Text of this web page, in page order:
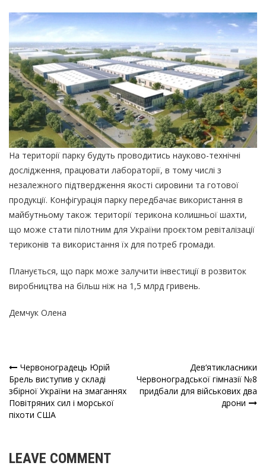
На території парку будуть проводитись науково-технічні
дослідження, працювати лабораторії, в тому числі з
незалежного підтвердження якості сировини та готової
продукції. Конфігурація парку передбачає використання в
майбутньому також території терикона колишньої шахти,
що може стати пілотним для України проєктом ревіталізації
териконів та використання їх для потреб громади.
Планується, що парк може залучити інвестиції в розвиток
виробництва на більш ніж на 1,5 млрд гривень.
Демчук Олена
Навігація
записів
Червоноградець Юрій
Брель виступив у складі
збірної України на змаганнях
Повітряних сил і морської
піхоти США
Дев‘ятикласники
Червоноградської гімназії №8
придбали для військових два
дрони
LEAVE COMMENT